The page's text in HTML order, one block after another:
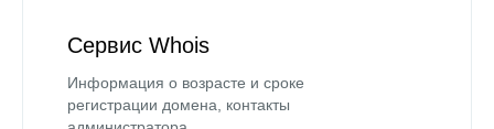
Сервис Whois
Информация о возрасте и сроке
регистрации домена, контакты